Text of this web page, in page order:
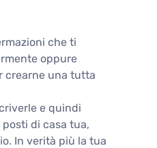
che ti
oppure
crearne una tutta
e quindi
di casa tua,
In verità più la tua